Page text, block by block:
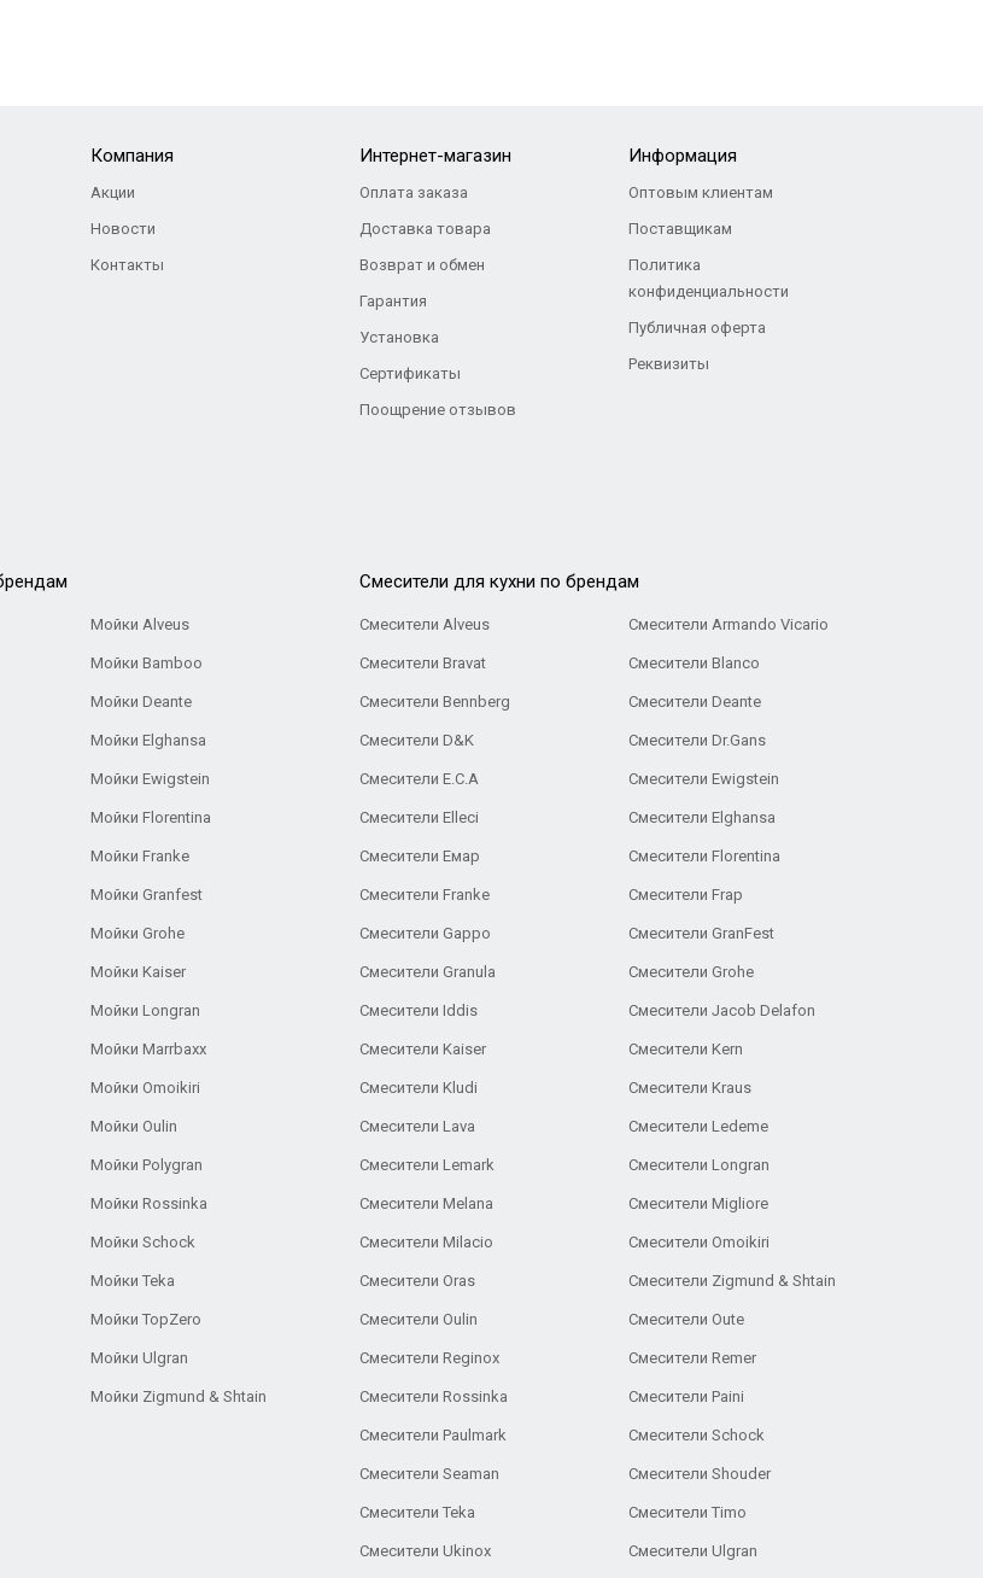
Компания
Акции
Новости
Контакты
Интернет-магазин
Оплата заказа
Доставка товара
Возврат и обмен
Гарантия
Установка
Сертификаты
Поощрение отзывов
Информация
Оптовым клиентам
Поставщикам
Политика
конфиденциальности
Публичная оферта
Реквизиты
Мойки Alveus
Мойки Bamboo
Мойки Deante
Мойки Elghansa
Мойки Ewigstein
Мойки Florentina
Мойки Franke
Мойки Granfest
Мойки Grohe
Мойки Kaiser
Мойки Longran
Мойки Marrbaxx
Мойки Omoikiri
Мойки Oulin
Мойки Polygran
Мойки Rossinka
Мойки Schock
Мойки Teka
Мойки TopZero
Мойки Ulgran
Мойки Zigmund & Shtain
Cмесители для кухни по брендам
Смесители Alveus Смесители Armando Vicario
Смесители Bravat Смесители Blanco
Смесители Bennberg Смесители Deante
Смесители D&K Смесители Dr.Gans
Смесители E.C.A Cмесители Ewigstein
Смесители Elleci Смесители Elghansa
Смесители Емар Смесители Florentina
Смесители Franke Смесители Frap
Смесители Gappo Смесители GranFest
Смесители Granula Смесители Grohe
Смесители Iddis Смесители Jacob Delafon
Смесители Kaiser Смесители Kern
Смесители Kludi Смесители Kraus
Смесители Lava Смесители Ledeme
Смесители Lemark Смесители Longran
Смесители Melana Смесители Migliore
Смесители Milacio Смесители Omoikiri
Смесители Oras Смесители Zigmund & Shtain
Смесители Oulin Смесители Oute
Смесители Reginox Смесители Remer
Смесители Rossinka Смесители Paini
Смесители Paulmark Смесители Schock
Смесители Seaman Смесители Shouder
Смесители Teka Смесители Timo
Смесители Ukinox Смесители Ulgran